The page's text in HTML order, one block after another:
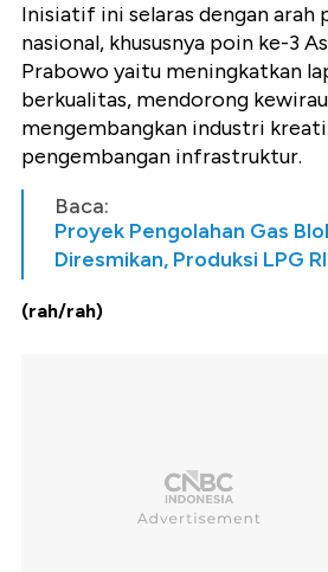
Inisiatif ini selaras dengan arah
nasional, khususnya poin ke-3
Prabowo yaitu meningkatkan
berkualitas, mendorong
mengembangkan industri
pengembangan infrastruktur.
Baca:
Proyek Pengolahan Gas
Diresmikan, Produksi LPG
(rah/rah)